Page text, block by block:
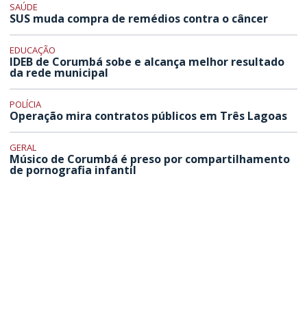
SAÚDE
SUS muda compra de remédios contra o câncer
EDUCAÇÃO
IDEB de Corumbá sobe e alcança melhor resultado
da rede municipal
POLÍCIA
Operação mira contratos públicos em Três Lagoas
GERAL
Músico de Corumbá é preso por compartilhamento
de pornografia infantil